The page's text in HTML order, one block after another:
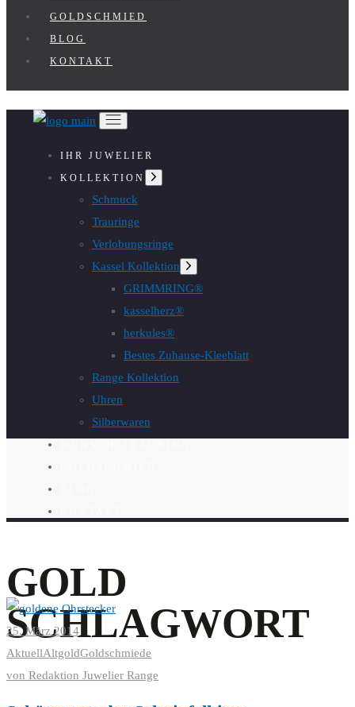
GOLDSCHMIED
BLOG
KONTAKT
IHR JUWELIER
KOLLEKTION
Untermenü
anzeigen
Schmuck
Trauringe
Verlobungsringe
Kassel Kollektion Untermenü
anzeigen
GRIMMRING®
kasselherz®
herkules®
Bestes Zuhause-Kleeblatt
Range Kollektion
Uhren
Silberwaren
GOLD
SCHLAGWORT
25. März 2014
AktuellAltgoldGoldschmiede
von Redaktion Juwelier Range